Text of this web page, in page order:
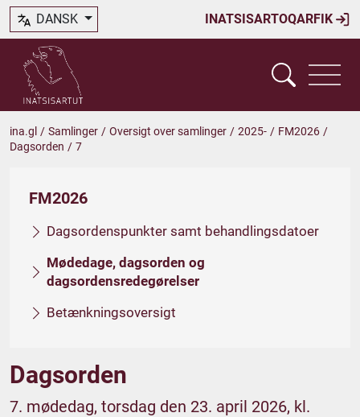
INATSISARTOQARFIK
DANSK
ina.gl / Samlinger / Oversigt over samlinger / 2025- / FM2026 /
Dagsorden / 7
FM2026
Dagsordenspunkter samt behandlingsdatoer
Mødedage, dagsorden og
dagsordensredegørelser
Betænkningsoversigt
Dagsorden
7. mødedag, torsdag den 23. april 2026, kl.